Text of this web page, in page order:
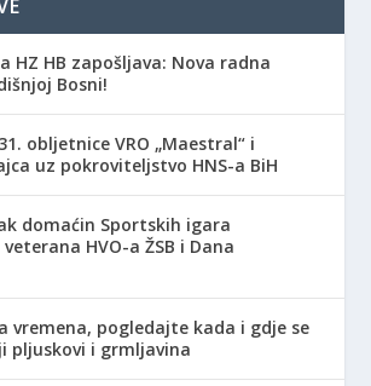
HZ HB zapošljava: Nova radna
Bosni!
obljetnice VRO „Maestral“ i
uz pokroviteljstvo HNS-a BiH
domaćin Sportskih igara
HVO-a ŽSB i Dana
vremena, pogledajte kada i gdje se
pljuskovi i grmljavina